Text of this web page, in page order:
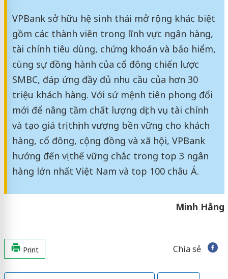
VPBank sở hữu hệ sinh thái mở rộng khác biệt
gồm các thành viên trong lĩnh vực ngân hàng,
tài chính tiêu dùng, chứng khoán và bảo hiểm,
cùng sự đồng hành của cổ đông chiến lược
SMBC, đáp ứng đầy đủ nhu cầu của hơn 30
triệu khách hàng. Với sứ mệnh tiên phong đổi
mới để nâng tầm chất lượng dịch vụ tài chính
và tạo giá trị thịnh vượng bền vững cho khách
hàng, cổ đông, cộng đồng và xã hội, VPBank
hướng đến vị thế vững chắc trong top 3 ngân
hàng lớn nhất Việt Nam và top 100 châu Á.
Minh Hằng
Print Chia sẻ